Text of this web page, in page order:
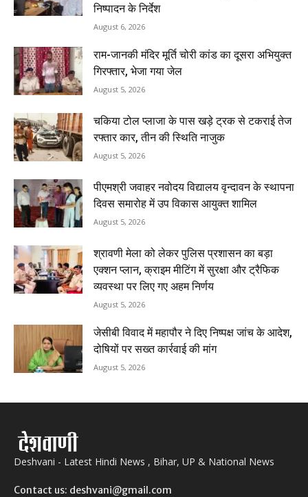
निष्पादन के निर्देश
August 6, 2026
राम-जानकी मंदिर मूर्ति चोरी कांड का दूसरा अभियुक्त
गिरफ्तार, भेजा गया जेल
August 5, 2026
चकिया टोल प्लाजा के पास खड़े ट्रक से टकराई तेज
रफ्तार कार, तीन की स्थिति नाजुक
August 5, 2026
पीएमश्री जवाहर नवोदय विद्यालय वृन्दावन के स्थापना
दिवस समारोह में उप विकास आयुक्त शामिल
August 5, 2026
श्रावणी मेला को लेकर पुलिस प्रशासन का बड़ा
एक्शन प्लान, क्राइम मीटिंग में सुरक्षा और ट्रैफिक
व्यवस्था पर लिए गए अहम निर्णय
August 5, 2026
जेसीबी विवाद में महापौर ने दिए निष्पक्ष जांच के आदेश,
दोषियों पर सख्त कार्रवाई की मांग
August 5, 2026
Deshvani - Latest Hindi News , Bihar, UP & National News
Contact us: deshvani@gmail.com